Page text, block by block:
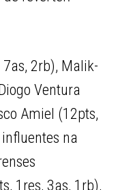
2rb), Malik-
Ventura
Amiel (12pts,
na
1res, 3as, 1rb),